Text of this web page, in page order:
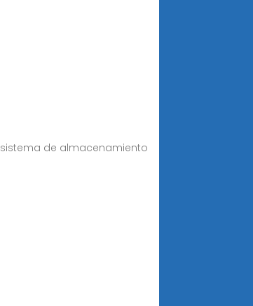
de almacenamiento